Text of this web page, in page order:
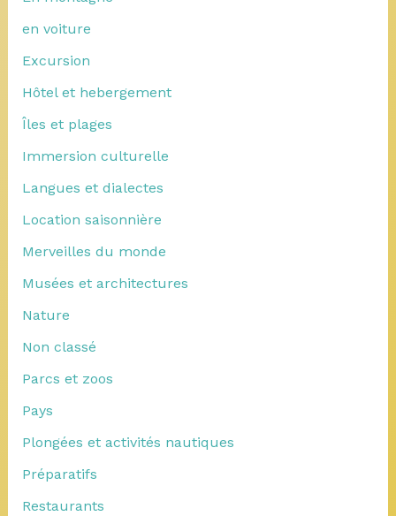
en voiture
Excursion
Hôtel et hebergement
Îles et plages
Immersion culturelle
Langues et dialectes
Location saisonnière
Merveilles du monde
Musées et architectures
Nature
Non classé
Parcs et zoos
Pays
Plongées et activités nautiques
Préparatifs
Restaurants